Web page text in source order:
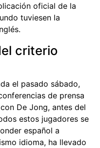
oficial de la
tuviesen la
criterio
el pasado sábado,
de prensa
De Jong, antes del
estos jugadores se
español a
idioma, ha llevado